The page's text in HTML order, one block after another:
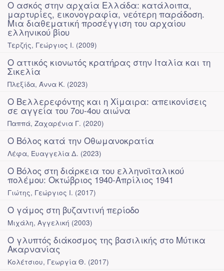
Ο ασκός στην αρχαία Ελλάδα: κατάλοιπα,
μαρτυρίες, εικονογραφία, νεότερη παράδοση.
Μια διαθεματική προσέγγιση του αρχαίου
ελληνικού βίου
Τερζής, Γεώργιος Ι. (2009)
Ο αττικός κιονωτός κρατήρας στην Ιταλία και τη
Σικελία
Πλεξίδα, Άννα Κ. (2023)
Ο Βελλερεφόντης και η Χίμαιρα: απεικονίσεις
σε αγγεία του 7ου-4ου αιώνα
Παππά, Ζαχαρένια Γ. (2020)
Ο Βόλος κατά την Οθωμανοκρατία
Λέφα, Ευαγγελία Δ. (2023)
Ο Βόλος στη διάρκεια του ελληνοϊταλικού
πολέμου: Οκτώβριος 1940-Απρίλιος 1941
Γιώτης, Γεώργιος Ι. (2017)
Ο γάμος στη βυζαντινή περίοδο
Μιχάλη, Αγγελική (2003)
Ο γλυπτός διάκοσμος της βασιλικής στο Μύτικα
Ακαρνανίας
Κολέτσιου, Γεωργία Θ. (2017)